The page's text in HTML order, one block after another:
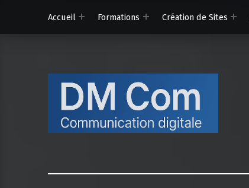
Accueil
Formations Création de Sites